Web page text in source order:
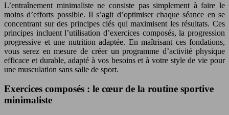
L’entraînement minimaliste ne consiste pas simplement à faire le
moins d’efforts possible. Il s’agit d’optimiser chaque séance en se
concentrant sur des principes clés qui maximisent les résultats. Ces
principes incluent l’utilisation d’exercices composés, la progression
progressive et une nutrition adaptée. En maîtrisant ces fondations,
vous serez en mesure de créer un programme d’activité physique
efficace et durable, adapté à vos besoins et à votre style de vie pour
une musculation sans salle de sport.
Exercices composés : le cœur de la routine sportive
minimaliste